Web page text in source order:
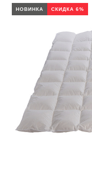
НОВИНКА СКИДКА 6%